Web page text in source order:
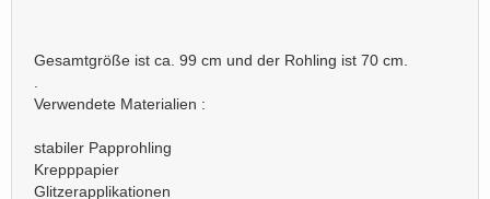
Gesamtgröße ist ca. 99 cm und der Rohling ist 70 cm.
Verwendete Materialien :
stabiler Papprohling
Krepppapier
Glitzerapplikationen